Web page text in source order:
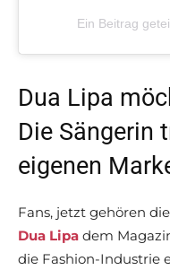
Ein Beitrag
Dua Lipa
Die Sängerin
eigenen
Fans, jetzt gehören
Dua Lipa dem
die Fashion-Industrie